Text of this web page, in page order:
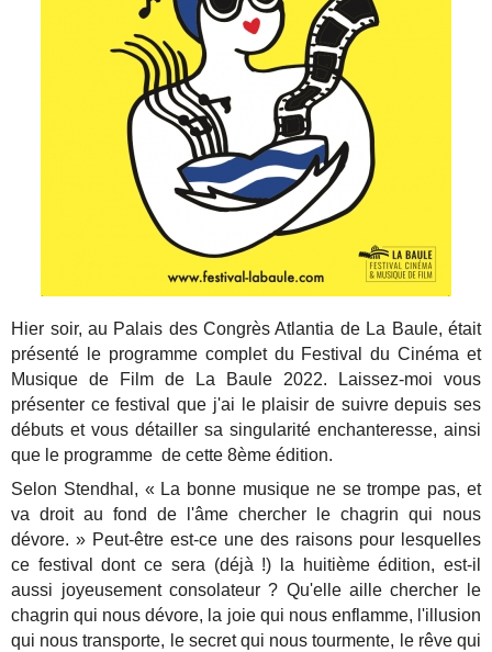
Hier soir, au Palais des Congrès Atlantia de La Baule, était
présenté le programme complet du Festival du Cinéma et
Musique de Film de La Baule 2022. Laissez-moi vous
présenter ce festival que j'ai le plaisir de suivre depuis ses
débuts et vous détailler sa singularité enchanteresse, ainsi
que le programme de cette 8ème édition.
Selon Stendhal, « La bonne musique ne se trompe pas, et
va droit au fond de l'âme chercher le chagrin qui nous
dévore. » Peut-être est-ce une des raisons pour lesquelles
ce festival dont ce sera (déjà !) la huitième édition, est-il
aussi joyeusement consolateur ? Qu'elle aille chercher le
chagrin qui nous dévore, la joie qui nous enflamme, l'illusion
qui nous transporte, le secret qui nous tourmente, le rêve qui